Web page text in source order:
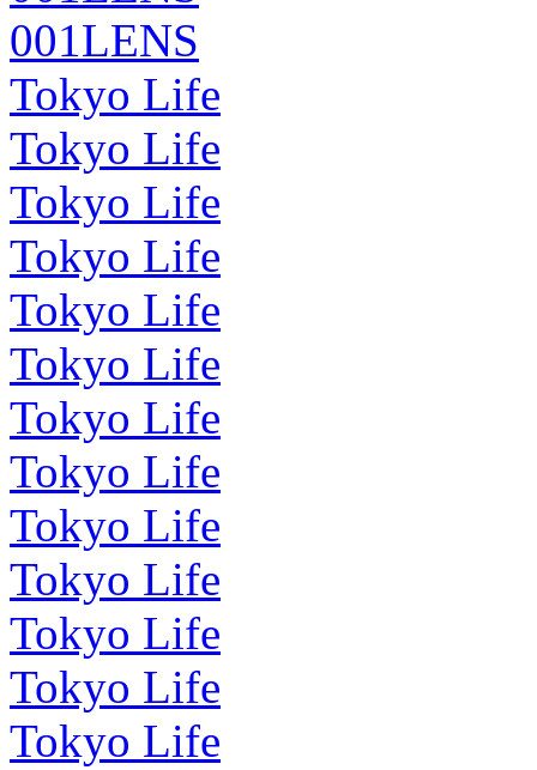
001LENS
Tokyo Life
Tokyo Life
Tokyo Life
Tokyo Life
Tokyo Life
Tokyo Life
Tokyo Life
Tokyo Life
Tokyo Life
Tokyo Life
Tokyo Life
Tokyo Life
Tokyo Life